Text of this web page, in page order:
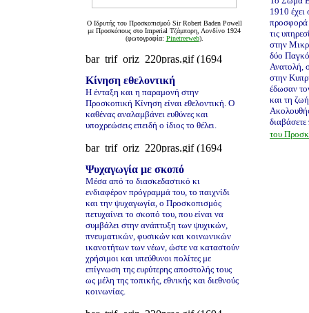
Ο Ιδρυτής του Προσκοπισμού Sir Robert Baden Powell
με Προσκόπους στο Imperial Τζάμπορη, Λονδίνο 1924
(φωτογραφία: Pinetreeweb).
Κίνηση εθελοντική
Η ένταξη και η παραμονή στην
Προσκοπική Κίνηση είναι εθελοντική. Ο
καθένας αναλαμβάνει ευθύνες και
υποχρεώσεις επειδή ο ίδιος το θέλει.
Ψυχαγωγία με σκοπό
Μέσα από το διασκεδαστικό κι
ενδιαφέρον πρόγραμμά του, το παιχνίδι
και την ψυχαγωγία, ο Προσκοπισμός
πετυχαίνει το σκοπό του, που είναι να
συμβάλει στην ανάπτυξη των ψυχικών,
πνευματικών, φυσικών και κοινωνικών
ικανοτήτων των νέων, ώστε να καταστούν
χρήσιμοι και υπεύθυνοι πολίτες με
επίγνωση της ευρύτερης αποστολής τους
ως μέλη της τοπικής, εθνικής και διεθνούς
κοινωνίας.
1910 έχει
προσφορά
τις
στην
δύο
Ανατολή,
στην
έδωσαν
και τη
του